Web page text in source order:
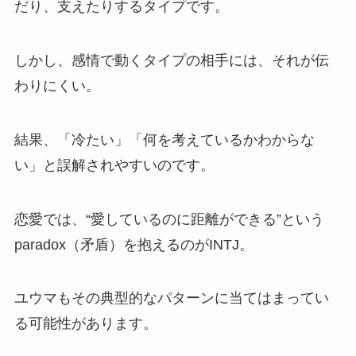
だり、支えたりするタイプです。
しかし、感情で動くタイプの相手には、それが伝
わりにくい。
結果、「冷たい」「何を考えているかわからな
い」と誤解されやすいのです。
恋愛では、“愛しているのに距離ができる”という
paradox（矛盾）を抱えるのがINTJ。
ユウマもその典型的なパターンに当てはまってい
る可能性があります。